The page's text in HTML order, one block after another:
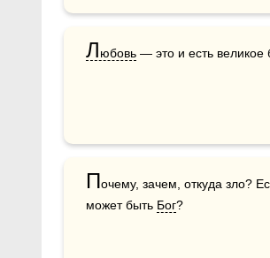
Любовь — это и есть великое
Почему, зачем, откуда зло?
может быть Бог?